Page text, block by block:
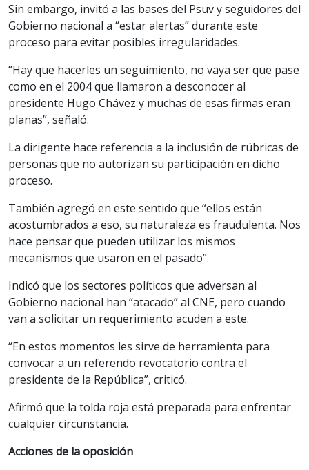
Sin embargo, invitó a las bases del Psuv y seguidores del
Gobierno nacional a “estar alertas” durante este
proceso para evitar posibles irregularidades.
“Hay que hacerles un seguimiento, no vaya ser que pase
como en el 2004 que llamaron a desconocer al
presidente Hugo Chávez y muchas de esas firmas eran
planas”, señaló.
La dirigente hace referencia a la inclusión de rúbricas de
personas que no autorizan su participación en dicho
proceso.
También agregó en este sentido que “ellos están
acostumbrados a eso, su naturaleza es fraudulenta. Nos
hace pensar que pueden utilizar los mismos
mecanismos que usaron en el pasado”.
Indicó que los sectores políticos que adversan al
Gobierno nacional han “atacado” al CNE, pero cuando
van a solicitar un requerimiento acuden a este.
“En estos momentos les sirve de herramienta para
convocar a un referendo revocatorio contra el
presidente de la República”, criticó.
Afirmó que la tolda roja está preparada para enfrentar
cualquier circunstancia.
Acciones de la oposición